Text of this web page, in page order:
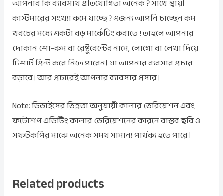
কাস্টমারের সংখ্যা কমে যাচ্ছে ? এজন্য আপনি চাচ্ছেন কম
খরচের মধ্যে একটা বড় মার্কেটিং করাতে ! তাহলে আপনার
দোকান শো-রুম বা রেষ্টুরেন্টের নামে, লোগো বা লেখা দিয়ে
টিশার্ট প্রিন্ট করে নিতে পারেন। যা আপনার ব্যবসার প্রচার
বড়াবে। আর প্রচারেই আপনার ব্যাবসার প্রসার।
Note: ডিভাইসের ভিন্নতা অনুযায়ী কালার ভেরিয়েশন এবং
ফটোশপ এডিটিং কালার ভেরিয়েশনের কারনে বাস্তব ছবি ও
সফটকপির মাঝে অনেক সময় সামান্য পার্থক্য হতে পারে।
Related products